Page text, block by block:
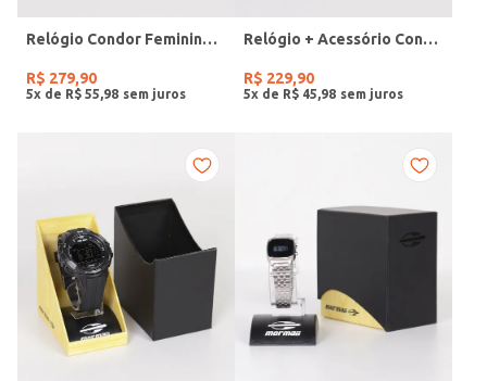
Relógio Condor Feminino DOURADO
R$ 279,90
5x de R$ 55 98
Relógio + Acessório Condor Feminino PRATA
R$ 229,90
5x de R$ 45 98